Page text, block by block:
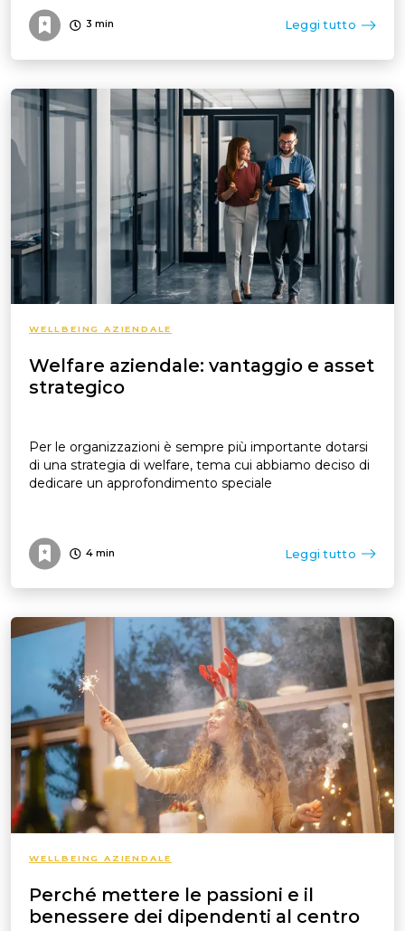
3 min Leggi tutto
WELLBEING AZIENDALE
Welfare aziendale: vantaggio e asset
strategico
Per le organizzazioni è sempre più importante dotarsi
di una strategia di welfare, tema cui abbiamo deciso di
dedicare un approfondimento speciale
4 min Leggi tutto
WELLBEING AZIENDALE
Perché mettere le passioni e il
benessere dei dipendenti al centro